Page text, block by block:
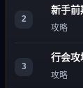
2
新手前
攻略
3
行会攻
攻略